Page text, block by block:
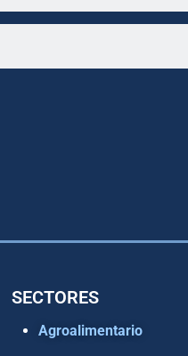
SECTORES
Agroalimentario